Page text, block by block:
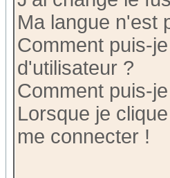
Ma langue n'est
Comment puis-
d'utilisateur ?
Comment puis-
Lorsque je
me connecter !